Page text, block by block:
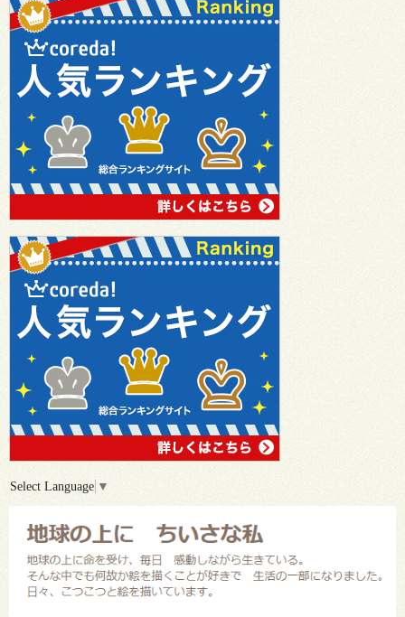
Select Language ▼